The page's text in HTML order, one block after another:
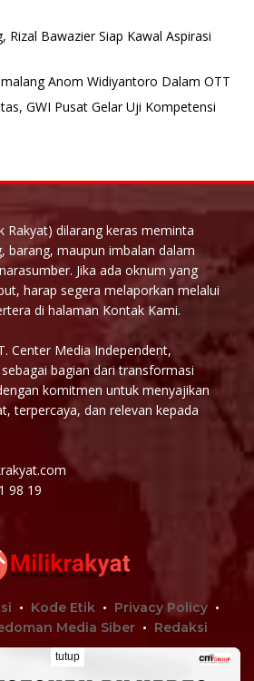
Rizal Bawazier Siap Kawal Aspirasi
Anom Widiyantoro Dalam OTT
GWI Pusat Gelar Uji Kompetensi
Rakyat) dilarang keras meminta
barang, maupun imbalan dalam
Jika ada oknum yang
harap segera melaporkan melalui
di halaman Kontak Kami.
Center Media Independent,
bagian dari transformasi
komitmen untuk menyajikan
terpercaya, dan relevan kepada
98 19
Kode Etik
Privacy Policy
Media Siber Redaksi
Dengan Kami
tutup